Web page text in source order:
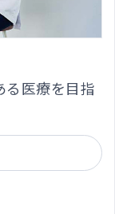
る医療を目指